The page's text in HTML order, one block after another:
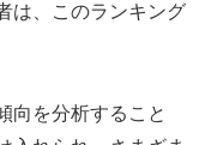
は、このランキング
向を分析すること